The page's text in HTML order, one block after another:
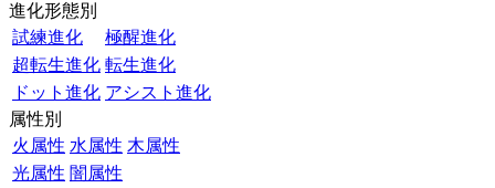
進化形態別
試練進化
極醒進化
超転生進化 転生進化
ドット進化 アシスト進化
属性別
火属性 水属性 木属性
光属性 闇属性